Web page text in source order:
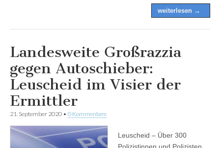
weiterlesen →
Landesweite Großrazzia
gegen Autoschieber:
Leuscheid im Visier der
Ermittler
21. September 2020 • 0 Kommentare
Leuscheid – Über 300
Polizistinnen und Polizisten